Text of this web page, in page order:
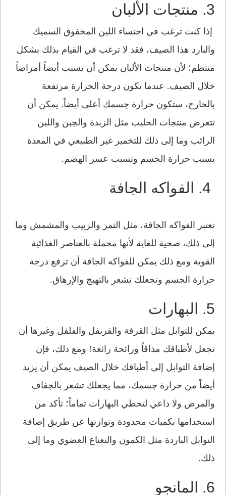
3. منتجات الألبان
إذا كنت ترغب في احتساء اللبن المخفوق السميك
والبارد هذا الصيف، فقد لا ترغب في القيام بذلك بشكل
منتظم؛ لأن منتجات الألبان يمكن أن تسبب أيضاً أمراضاً
خلال الصيف. عندما تكون درجة الحرارة مرتفعة
بالخارج، ستكون حرارة جسمك أعلى أيضاً. يمكن أن
تتعرض منتجات الحليب مثل الزبدة والجبن واللبن
الرائب وما إلى ذلك للتخمير غير الطبيعي في المعدة
بسبب حرارة الجسم وتسبب عسر الهضم.
تعتبر الفواكه الجافة، مثل التمر والزبيب والمشمش وما
إلى ذلك، صحية للغاية لأنها محملة بالعناصر الغذائية
القوية ومع ذلك يمكن للفواكه الجافة أن ترفع درجة
حرارة الجسم وتجعلك تشعر بالتهيج والإرهاق.
5. البهارات
يمكن للتوابل مثل القرفة والقرنفل والفلفل وغيرها أن
تجعل لأطباقك مذاقاً ورائحة رائعة! ومع ذلك، فإن
إضافة التوابل إلى أطباقك خلال الصيف يمكن أن يزيد
أيضاً من حرارة جسمك، مما يجعلك تشعر بالجفاف
والمرض ولا داعي لتخطي البهارات تماماً؛ تأكد من
استخدامها بكميات محدودة وتوازنها عن طريق إضافة
التوابل الباردة مثل الكمون والنعناع العضوي وما إلى
ذلك.
6. المانجو